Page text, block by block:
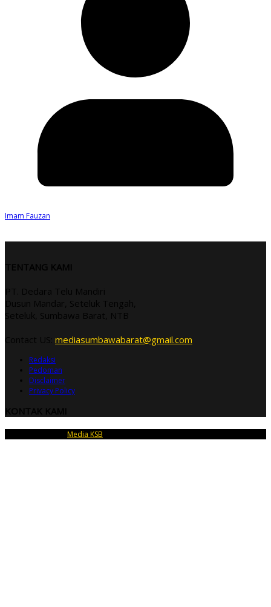
Imam Fauzan
TENTANG KAMI
PT. Dedara Telu Mandiri
Dusun Mandar, Seteluk Tengah,
Seteluk, Sumbawa Barat, NTB
Contact US: mediasumbawabarat@gmail.com
Redaksi
Pedoman
Disclaimer
Privacy Policy
KONTAK KAMI
Media KSB